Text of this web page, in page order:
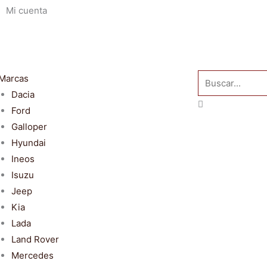
Mi cuenta
Dacia
Ford
Galloper
Hyundai
Ineos
Isuzu
Jeep
Kia
Lada
Land Rover
Mercedes
Buscar